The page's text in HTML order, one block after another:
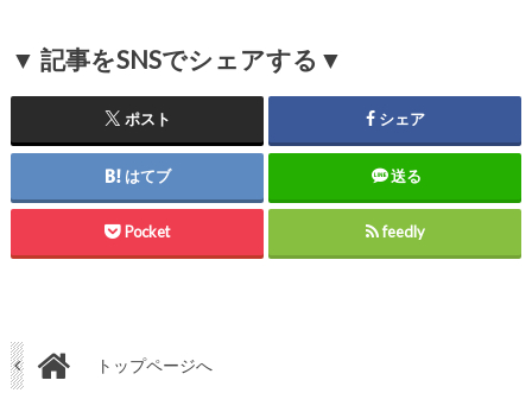
▼ 記事をSNSでシェアする▼
ポスト シェア
はてブ 送る
Pocket feedly
トップページへ